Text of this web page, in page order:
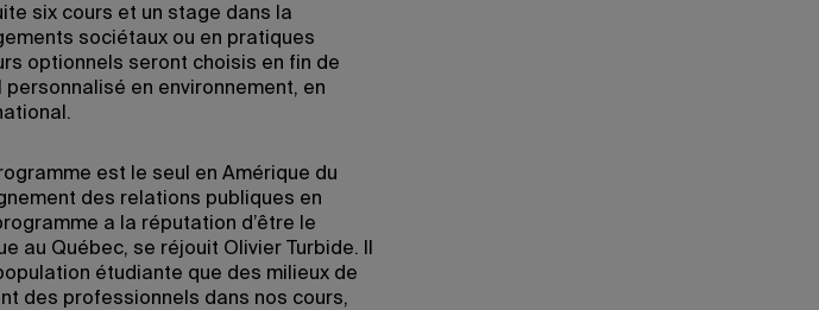
six cours et un stage dans la
sociétaux ou en pratiques
optionnels seront choisis en fin de
en environnement, en
est le seul en Amérique du
des relations publiques en
a la réputation d’être le
au Québec, se réjouit Olivier Turbide. Il
étudiante que des milieux de
des professionnels dans nos cours,